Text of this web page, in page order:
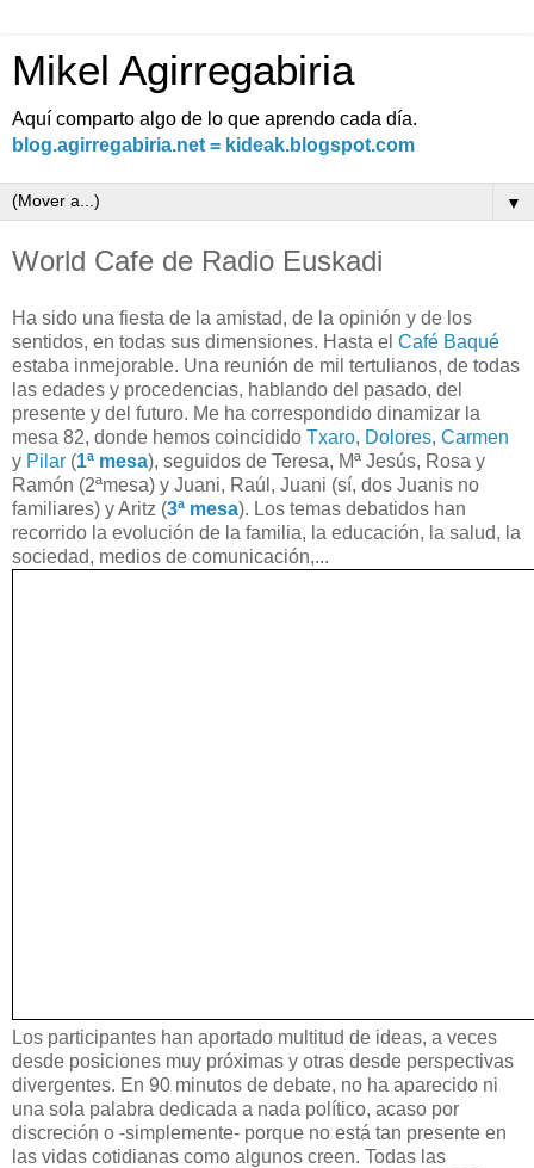
Mikel Agirregabiria
Aquí comparto algo de lo que aprendo cada día.
blog.agirregabiria.net = kideak.blogspot.com
▼
World Cafe de Radio Euskadi
Ha sido una fiesta de la amistad, de la opinión y de los
sentidos, en todas sus dimensiones. Hasta el Café Baqué
estaba inmejorable. Una reunión de mil tertulianos, de todas
las edades y procedencias, hablando del pasado, del
presente y del futuro. Me ha correspondido dinamizar la
mesa 82, donde hemos coincidido Txaro, Dolores, Carmen
y Pilar (1ª mesa), seguidos de Teresa, Mª Jesús, Rosa y
Ramón (2ªmesa) y Juani, Raúl, Juani (sí, dos Juanis no
familiares) y Aritz (3ª mesa). Los temas debatidos han
recorrido la evolución de la familia, la educación, la salud, la
sociedad, medios de comunicación,...
Los participantes han aportado multitud de ideas, a veces
desde posiciones muy próximas y otras desde perspectivas
divergentes. En 90 minutos de debate, no ha aparecido ni
una sola palabra dedicada a nada político, acaso por
discreción o -simplemente- porque no está tan presente en
las vidas cotidianas como algunos creen. Todas las